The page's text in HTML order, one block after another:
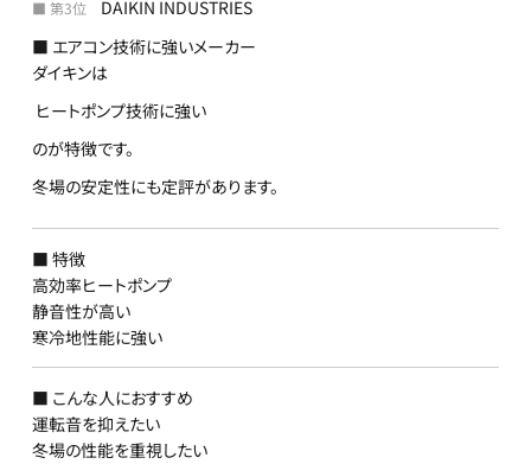
■ 第3位 DAIKIN INDUSTRIES
■ エアコン技術に強いメーカー
ダイキンは
ヒートポンプ技術に強い
のが特徴です。
冬場の安定性にも定評があります。
■ 特徴
高効率ヒートポンプ
静音性が高い
寒冷地性能に強い
■ こんな人におすすめ
運転音を抑えたい
冬場の性能を重視したい